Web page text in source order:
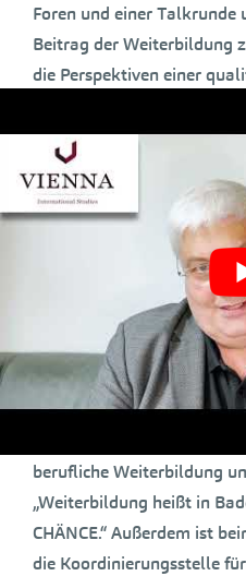
Foren und einer Talkrunde
Beitrag der Weiterbildung
die Perspektiven einer
der Fachtag einen
der gemeinsamen
wurde. So hat das
anderem vier zusätzliche
eingerichtet
für Personalentwicklung
für kleine und mittlere
Darüber hinaus wurden
Weiterbildungsprojekte im
sowie
berufliche Weiterbildung
„Weiterbildung heißt in
CHÄNCE.“ Außerdem ist
die Koordinierungsstelle